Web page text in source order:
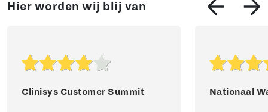
Hier worden wij blij van
Clinisys Customer Summit Nationaal